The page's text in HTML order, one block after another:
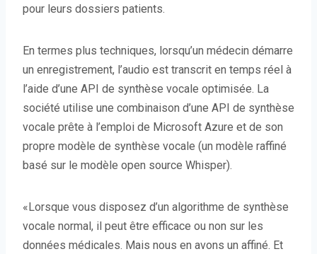
pour leurs dossiers patients.
En termes plus techniques, lorsqu’un médecin démarre
un enregistrement, l’audio est transcrit en temps réel à
l’aide d’une API de synthèse vocale optimisée. La
société utilise une combinaison d’une API de synthèse
vocale prête à l’emploi de Microsoft Azure et de son
propre modèle de synthèse vocale (un modèle raffiné
basé sur le modèle open source Whisper).
«Lorsque vous disposez d’un algorithme de synthèse
vocale normal, il peut être efficace ou non sur les
données médicales. Mais nous en avons un affiné. Et